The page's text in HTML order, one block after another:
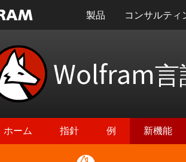
製品 コンサルティ
Wolfram言
ホーム 指針 例 新機能